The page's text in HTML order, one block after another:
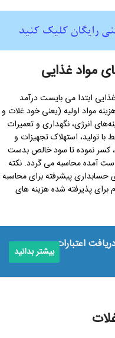
مواد غذایی
ابتدا می بایست درآمد
مواد اولیه (یعنی خود غلات و
انرژی، نگهداری و تعمیرات
تولید، استهلاک تجهیزات و
کسر نموده تا سود خالص بدست
از سود بدست آمده محاسبه می گردد. نکته
حسابداری پیشرفته برای محاسبه
برای پذیرفته شده هزینه های
اعتباراتبیشتر بدانید